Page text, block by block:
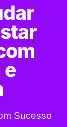
Sucesso